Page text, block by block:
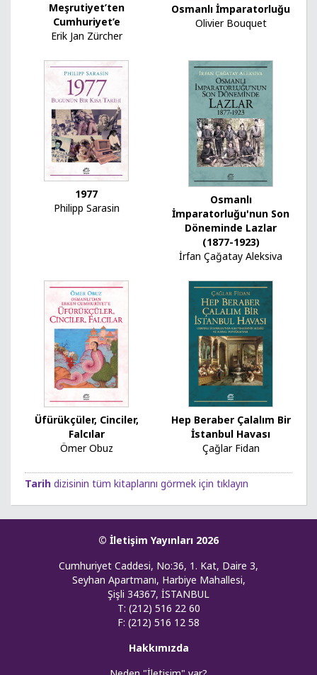
Meşrutiyet’ten
Cumhuriyet’e
Erik Jan Zürcher
Osmanlı İmparatorluğu
Olivier Bouquet
1977
Philipp Sarasin
Osmanlı
İmparatorluğu'nun Son
Döneminde Lazlar
(1877-1923)
İrfan Çağatay Aleksiva
Üfürükçüler, Cinciler,
Falcılar
Ömer Obuz
Hep Beraber Çalalım Bir
İstanbul Havası
Çağlar Fidan
Tarih dizisinin tüm kitaplarını görmek için tıklayın
© İletişim Yayınları 2026
Cumhuriyet Caddesi, No:36, 1. Kat, Daire 3,
Seyhan Apartmanı, Harbiye Mahallesi,
Şişli 34367, İSTANBUL
T: (212) 516 22 60
F: (212) 516 12 58
Hakkımızda